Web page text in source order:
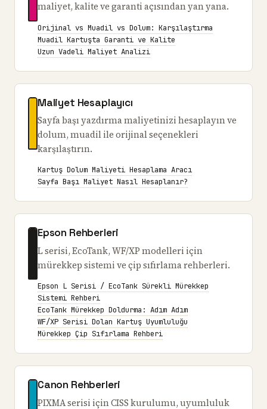
maliyet, kalite ve garanti açısından yan yana.
Orijinal vs Muadil vs Dolum: Karşılaştırma
Muadil Kartuşta Garanti ve Kalite
Uzun Vadeli Maliyet Analizi
Maliyet Hesaplayıcı
Sayfa başı yazdırma maliyetinizi hesaplayın ve
dolum, muadil ile orijinal seçenekleri
karşılaştırın.
Kartuş Dolum Maliyeti Hesaplama Aracı
Sayfa Başı Maliyet Nasıl Hesaplanır?
Epson Rehberleri
L serisi, EcoTank, WF/XP modelleri için
mürekkep sistemi ve çip sıfırlama rehberleri.
Epson L Serisi / EcoTank Sürekli Mürekkep
Sistemi Rehberi
EcoTank Mürekkep Doldurma: Adım Adım
WF/XP Serisi Dolan Kartuş Uyumluluğu
Mürekkep Çip Sıfırlama Rehberi
Canon Rehberleri
PIXMA serisi için CISS kurulumu, uyumluluk